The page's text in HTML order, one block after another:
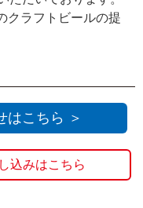
クラフトビールの提
はこちら ＞
込みはこちら